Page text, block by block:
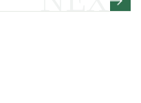
美を伝えるー】